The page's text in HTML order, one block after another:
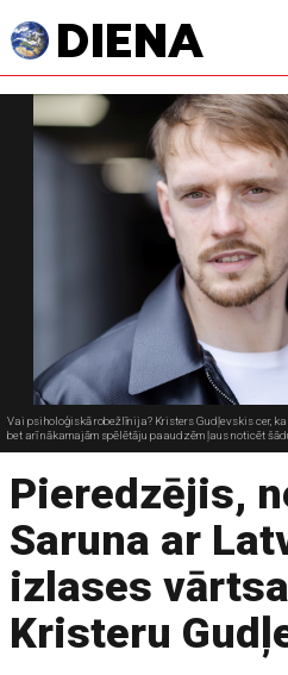
Vai psiholoģiskā robežlīnija? Kristers Gudļevskis cer,
bet arī nākamajām spēlētāju paaudzēm ļaus noticēt
Pieredzējis,
Saruna ar
izlases
Kristeru